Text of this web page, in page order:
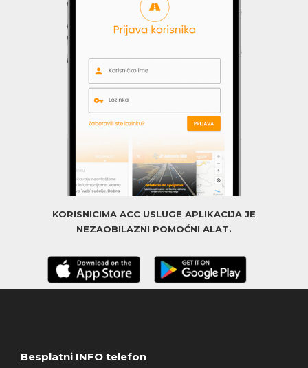
KORISNICIMA ACC USLUGE APLIKACIJA JE
NEZAOBILAZNI POMOĆNI ALAT.
Besplatni INFO telefon